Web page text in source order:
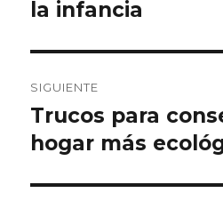
la infancia
SIGUIENTE
Entrada
siguiente:
Trucos para
hogar más